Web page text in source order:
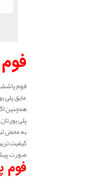
فوم
عایق پلی
همچنین
پلی
به محض
کیفیت
صورت
فوم